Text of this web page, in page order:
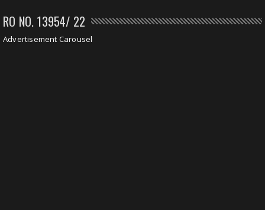
RO NO. 13954/ 22
Advertisement Carousel